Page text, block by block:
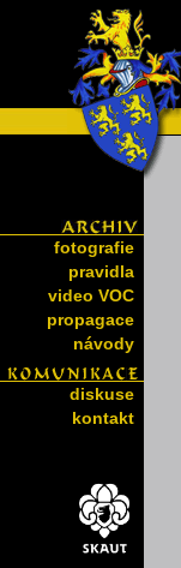
fotografie
pravidla
video VOC
propagace
návody
diskuse
kontakt